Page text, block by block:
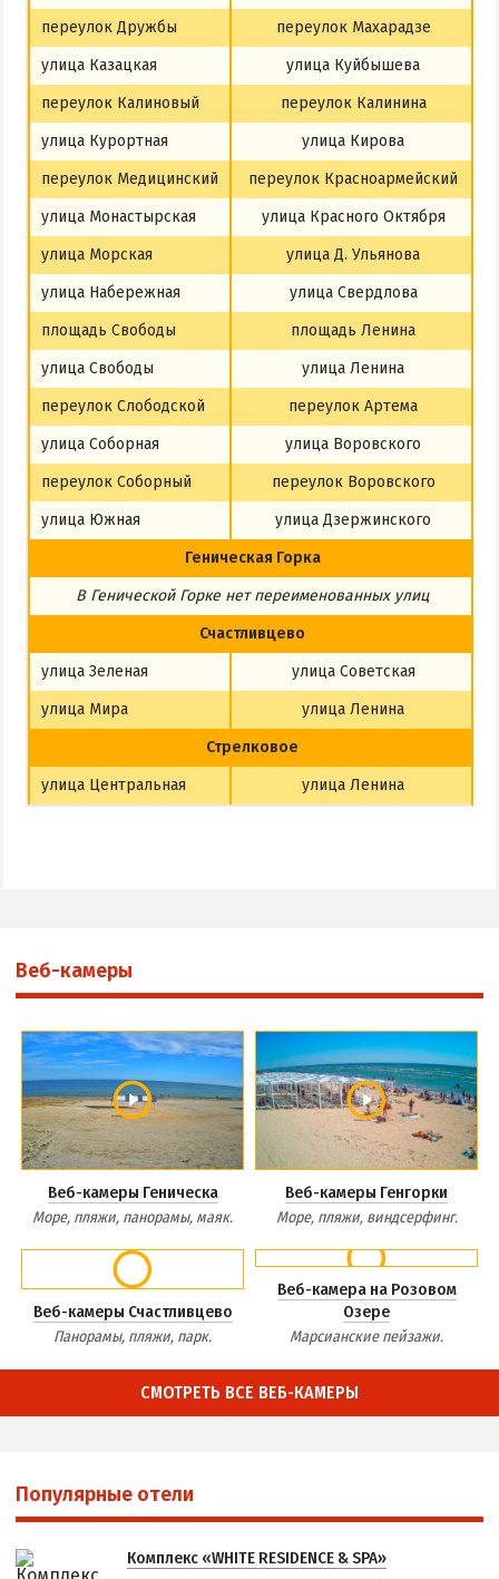
переулок Дружбы
переулок Махарадзе
улица Казацкая
улица Куйбышева
переулок Калиновый
переулок Калинина
улица Курортная
улица Кирова
переулок Медицинский
переулок Красноармейский
улица Монастырская
улица Красного Октября
улица Морская
улица Д. Ульянова
улица Набережная
улица Свердлова
площадь Свободы
площадь Ленина
улица Свободы
улица Ленина
переулок Слободской
переулок Артема
улица Соборная
улица Воровского
переулок Соборный
переулок Воровского
улица Южная
улица Дзержинского
Геническая Горка
В Генической Горке нетпереименованных улиц
Счастливцево
улица Зеленая
улица Советская
улица Мира
улица Ленина
Стрелковое
улица Центральная
улица Ленина
Веб-камеры
Веб-камеры Геническа
Море, пляжи, панорамы, маяк.
Веб-камеры Генгорки
Море, пляжи, виндсерфинг.
Веб-камеры Счастливцево
Панорамы, пляжи, парк.
Веб-камера на Розовом
Озере
Марсианские пейзажи.
СМОТРЕТЬ ВСЕ ВЕБ-КАМЕРЫ
Популярные отели
Комплекс «WHITE RESIDENCE & SPA»